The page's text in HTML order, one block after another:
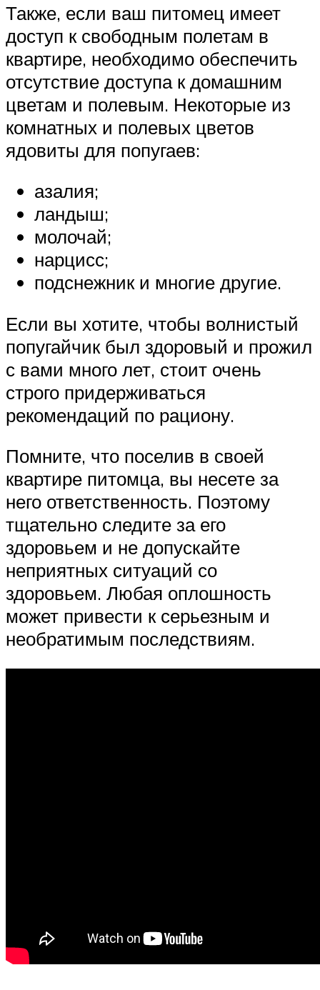
Также, если ваш питомец имеет
доступ к свободным полетам в
квартире, необходимо обеспечить
отсутствие доступа к домашним
цветам и полевым. Некоторые из
комнатных и полевых цветов
ядовиты для попугаев:
азалия;
ландыш;
молочай;
нарцисс;
подснежник и многие другие.
Если вы хотите, чтобы волнистый
попугайчик был здоровый и прожил
с вами много лет, стоит очень
строго придерживаться
рекомендаций по рациону.
Помните, что поселив в своей
квартире питомца, вы несете за
него ответственность. Поэтому
тщательно следите за его
здоровьем и не допускайте
неприятных ситуаций со
здоровьем. Любая оплошность
может привести к серьезным и
необратимым последствиям.